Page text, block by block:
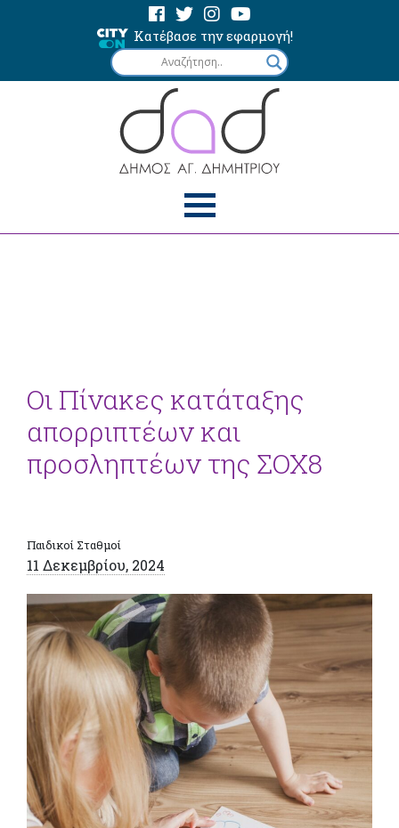
Κατέβασε την εφαρμογή!
Οι Πίνακες κατάταξης
απορριπτέων και
προσληπτέων της ΣΟΧ8
Παιδικοί Σταθμοί
11 Δεκεμβρίου, 2024